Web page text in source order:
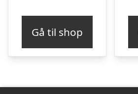
Gå til shop